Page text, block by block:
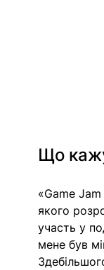
Що
«Game
якого
участь у
мене був